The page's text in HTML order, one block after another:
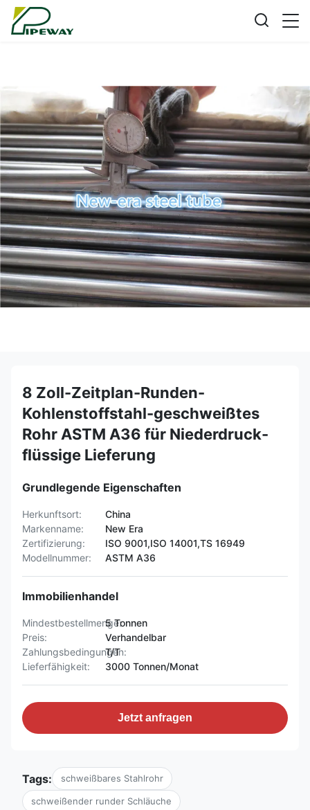
8 Zoll-Zeitplan-Runden-
Kohlenstoffstahl-geschweißtes
Rohr ASTM A36 für Niederdruck-
flüssige Lieferung
Grundlegende Eigenschaften
Herkunftsort:
China
Markenname:
New Era
Zertifizierung:
ISO 9001,ISO 14001,TS 16949
Modellnummer:
ASTM A36
Immobilienhandel
Mindestbestellmenge:5 Tonnen
Preis:
Verhandelbar
Zahlungsbedingungen:
T/T
Lieferfähigkeit:
3000 Tonnen/Monat
Jetzt anfragen
Tags: schweißbares Stahlrohr
schweißender runder Schläuche